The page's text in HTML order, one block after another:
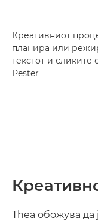
Креативниот
планира или
текстот и сликите
Pester
Thea обожува да